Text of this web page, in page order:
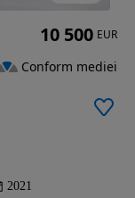
2021
10 500 EUR
Conform mediei